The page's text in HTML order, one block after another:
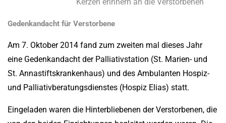
Gedenkandacht für Verstorbene
Am 7. Oktober 2014 fand zum zweiten mal dieses Jahr
eine Gedenkandacht der Palliativstation (St. Marien- und
St. Annastiftskrankenhaus) und des Ambulanten Hospiz-
und Palliativberatungsdienstes (Hospiz Elias) statt.
Eingeladen waren die Hinterbliebenen der Verstorbenen, die